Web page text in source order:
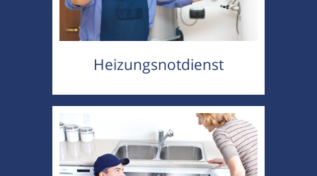
Heizungsnotdienst